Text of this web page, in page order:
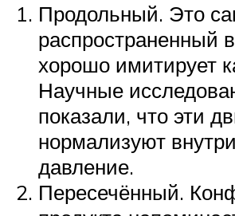
Продольный. Это
распространенный
хорошо имитирует
Научные
показали, что эти
нормализуют
давление.
Пересечённый.